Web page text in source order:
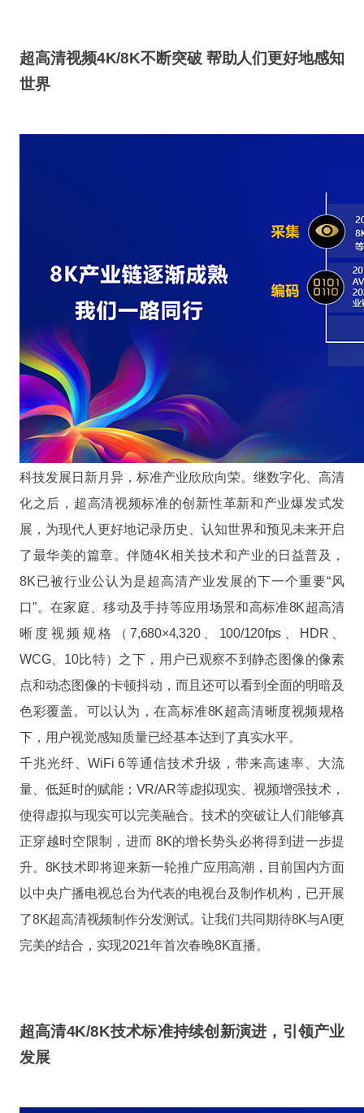
超高清视频4K/8K不断突破 帮助人们更好地感知
世界
科技发展日新月异，标准产业欣欣向荣。继数字化、高清
化之后，超高清视频标准的创新性革新和产业爆发式发
展，为现代人更好地记录历史、认知世界和预见未来开启
了最华美的篇章。伴随4K相关技术和产业的日益普及，
8K已被行业公认为是超高清产业发展的下一个重要“风
口”。在家庭、移动及手持等应用场景和高标准8K超高清
晰度视频规格（7,680×4,320、100/120fps、HDR、
WCG、10比特）之下，用户已观察不到静态图像的像素
点和动态图像的卡顿抖动，而且还可以看到全面的明暗及
色彩覆盖。可以认为，在高标准8K超高清晰度视频规格
下，用户视觉感知质量已经基本达到了真实水平。
千兆光纤、WiFi 6等通信技术升级，带来高速率、大流
量、低延时的赋能；VR/AR等虚拟现实、视频增强技术，
使得虚拟与现实可以完美融合。技术的突破让人们能够真
正穿越时空限制，进而 8K的增长势头必将得到进一步提
升。8K技术即将迎来新一轮推广应用高潮，目前国内方面
以中央广播电视总台为代表的电视台及制作机构，已开展
了8K超高清视频制作分发测试。让我们共同期待8K与AI更
完美的结合，实现2021年首次春晚8K直播。
超高清4K/8K技术标准持续创新演进，引领产业
发展